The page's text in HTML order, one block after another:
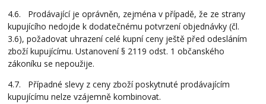
4.6. Prodávající je oprávněn, zejména v případě, že ze strany
kupujícího nedojde k dodatečnému potvrzení objednávky (čl.
3.6), požadovat uhrazení celé kupní ceny ještě před odesláním
zboží kupujícímu. Ustanovení § 2119 odst. 1 občanského
zákoníku se nepoužije.
4.7. Případné slevy z ceny zboží poskytnuté prodávajícím
kupujícímu nelze vzájemně kombinovat.